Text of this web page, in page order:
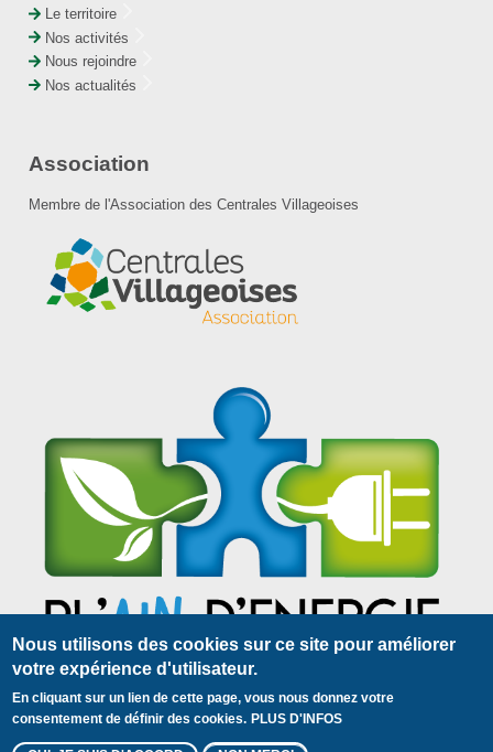
Le territoire
Nos activités
Nous rejoindre
Nos actualités
Association
Membre de l'Association des Centrales Villageoises
Pied
Plan du site Mentions légales Contact
© 2018 Centrales Villageoises
Nous utilisons des cookies sur ce site pour améliorer
votre expérience d'utilisateur.
En cliquant sur un lien de cette page, vous nous donnez votre
consentement de définir des cookies. PLUS D'INFOS